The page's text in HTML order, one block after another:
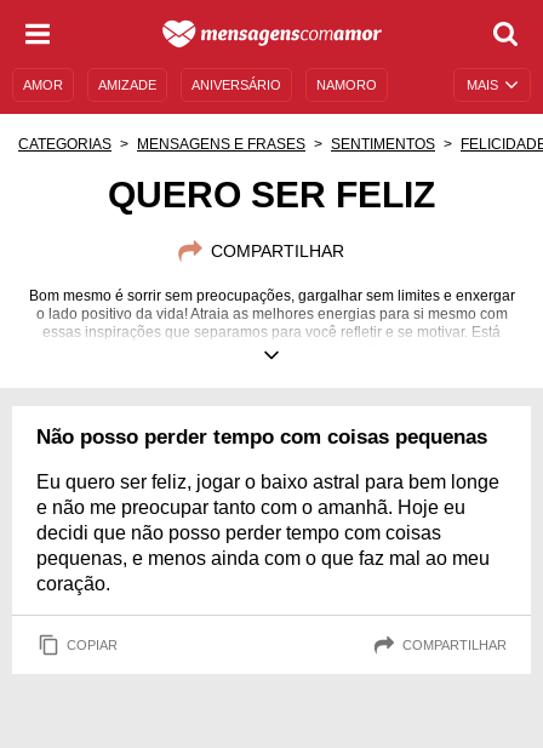
MAIS
AMOR AMIZADE ANIVERSÁRIO NAMORO
CATEGORIAS MENSAGENS E FRASES SENTIMENTOS
QUERO SER FELIZ
COMPARTILHAR
Bom mesmo é sorrir sem preocupações, gargalhar sem limites e enxergar
o lado positivo da vida! Atraia as melhores energias para si mesmo com
essas inspirações que separamos para você refletir e se motivar. Está
esperando o que para ser feliz?
Não posso perder tempo com coisas pequenas
Eu quero ser feliz, jogar o baixo astral para bem longe
e não me preocupar tanto com o amanhã. Hoje eu
decidi que não posso perder tempo com coisas
pequenas, e menos ainda com o que faz mal ao meu
coração.
COPIAR COMPARTILHAR